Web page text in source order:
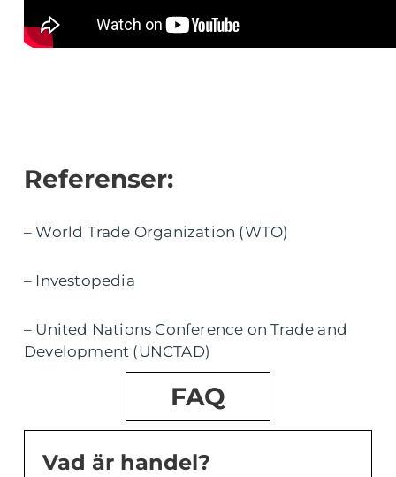
Referenser:
– World Trade Organization (WTO)
– Investopedia
– United Nations Conference on Trade and
Development (UNCTAD)
FAQ
Vad är handel?